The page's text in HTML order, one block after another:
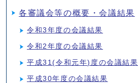
各審議会等の概要・会議結果
令和3年度の会議結果
令和2年度の会議結果
平成31(令和元年)度の会議結果
平成30年度の会議結果